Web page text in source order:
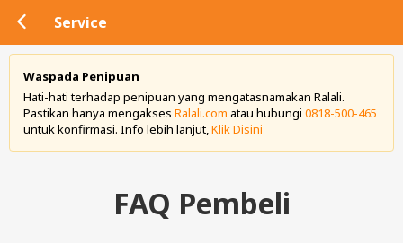
Service
Waspada Penipuan
Hati-hati terhadap penipuan yang mengatasnamakan Ralali.
Pastikan hanya mengakses Ralali.com atau hubungi 0818-500-465
untuk konfirmasi. Info lebih lanjut,Klik Disini
FAQ Pembeli